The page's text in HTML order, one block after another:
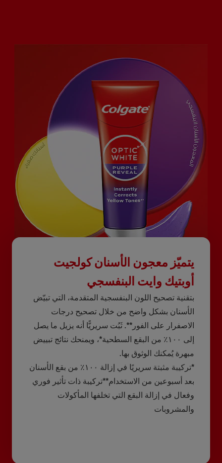
يتميّز معجون الأسنان كولجيت
أوبتيك وايت البنفسجي
بتقنية تصحيح اللون البنفسجية المتقدمة، التي تبيّض
الأسنان بشكل واضح من خلال تصحيح درجات
الاصفرار على الفور**. ثَبُت سريريًّا أنه يزيل ما يصل
إلى ١٠٠٪ من البقع السطحية*، ويمنحك نتائج تبييض
مبهرة يُمكنك الوثوق بها.
*تركيبة مثبتة سريريًا في إزالة ١٠٠٪ من بقع الأسنان
بعد أسبوعين من الاستخدام**تركيبة ذات تأثير فوري
وفعال في إزالة البقع التي تخلفها المأكولات
والمشروبات